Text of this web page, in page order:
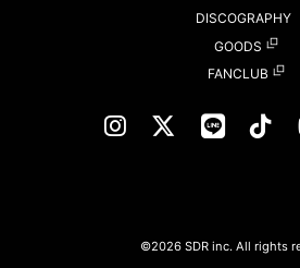
DISCOGRAPHY
GOODS
FANCLUB
©2026 SDR inc. All rights